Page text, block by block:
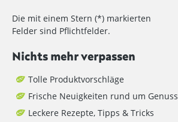
Die mit einem Stern (*) markierten
Felder sind Pflichtfelder.
Nichts mehr verpassen
Tolle Produktvorschläge
Frische Neuigkeiten rund um Genuss
Leckere Rezepte, Tipps & Tricks